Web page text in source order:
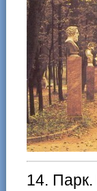
14. Парк.